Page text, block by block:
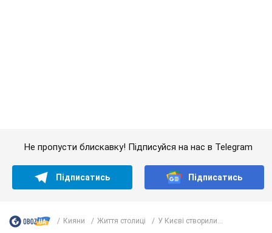
перший симптом, який сигналізував про його
"агресивний" рак
9 часов назад